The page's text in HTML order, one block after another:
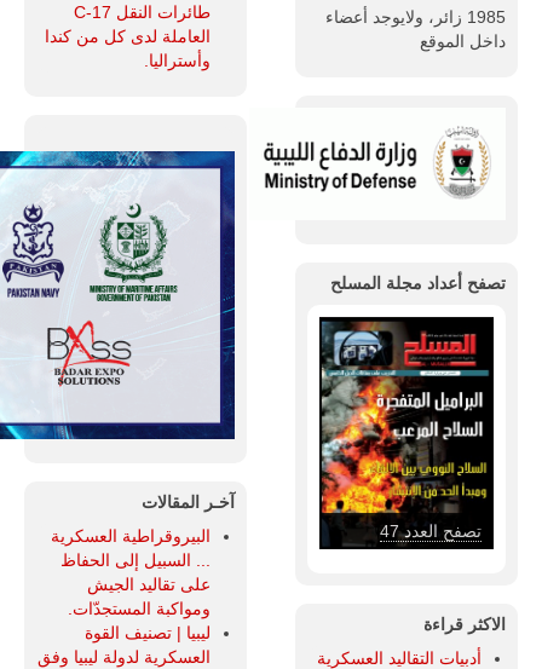
1985 زائر، ولايوجد أعضاء
داخل الموقع
تصفح أعداد مجلة المسلح
تصفح العدد 47
الاكثر قراءة
أدبيات التقاليد العسكرية
طائرات النقل C-17
العاملة لدى كل من كندا
وأستراليا.
آخـر المقالات
البيروقراطية العسكرية
... السبيل إلى الحفاظ
على تقاليد الجيش
ومواكبة المستجدّات.
ليبيا | تصنيف القوة
العسكرية لدولة ليبيا وفق